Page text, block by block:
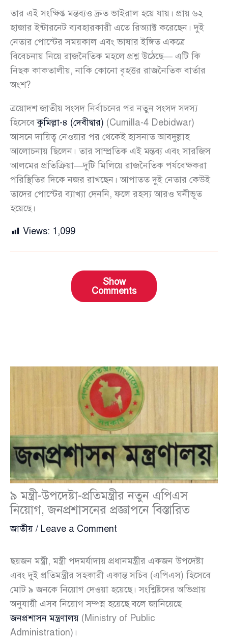
তার এই সংক্ষিপ্ত মন্তব্যও দ্রুত ভাইরাল হয়ে যায়। প্রায় ৬২
হাজার ইন্টারনেট ব্যবহারকারী এতে রিঅ্যাক্ট করেছেন। দুই
নেতার পোস্টের সময়কাল এবং ভাষার ইঙ্গিত একত্রে
বিবেচনায় নিয়ে রাজনৈতিক মহলে প্রশ্ন উঠেছে— এটি কি
নিছক কাকতালীয়, নাকি কোনো বৃহত্তর রাজনৈতিক বার্তার
অংশ?
ত্রয়োদশ জাতীয় সংসদ নির্বাচনের পর নতুন সংসদ সদস্য
হিসেবেকুমিল্লা-৪ (দেবীদ্বার) (Cumilla-4 Debidwar)
আসনে দায়িত্ব নেওয়ার পর থেকেই হাসনাত আবদুল্লাহ
আলোচনায় ছিলেন। তার সাম্প্রতিক এই মন্তব্য এবং সারজিস
আলমের প্রতিক্রিয়া—দুটি মিলিয়ে রাজনৈতিক পর্যবেক্ষকরা
পরিস্থিতির দিকে নজর রাখছেন। আপাতত দুই নেতার কেউই
তাদের পোস্টের ব্যাখ্যা দেননি, ফলে রহস্য আরও ঘনীভূত
হয়েছে।
Views: 1,099
Show
Comments
৯ মন্ত্রী-উপদেষ্টা-প্রতিমন্ত্রীর নতুন এপিএস
নিয়োগ, জনপ্রশাসনের প্রজ্ঞাপনে বিস্তারিত
জাতীয় / Leave a Comment
ছয়জন মন্ত্রী, মন্ত্রী পদমর্যাদায় প্রধানমন্ত্রীর একজন উপদেষ্টা
এবং দুই প্রতিমন্ত্রীর সহকারী একান্ত সচিব (এপিএস) হিসেবে
মোট ৯ জনকে নিয়োগ দেওয়া হয়েছে। সংশ্লিষ্টদের অভিপ্রায়
অনুযায়ী এসব নিয়োগ সম্পন্ন হয়েছে বলে জানিয়েছে
জনপ্রশাসন মন্ত্রণালয় (Ministry of Public
Administration)।